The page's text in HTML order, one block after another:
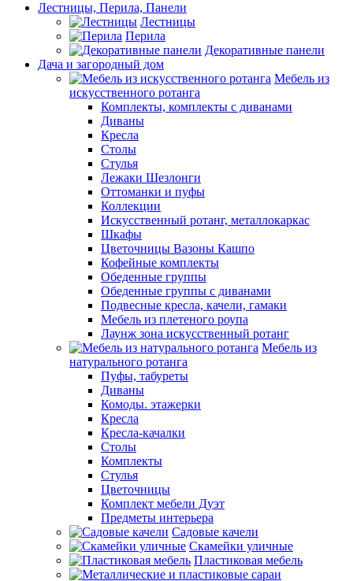
Лестницы, Перила, Панели
Лестницы
Перила
Декоративные панели
Дача и загородный дом
Мебель из
искусственного ротанга
Комплекты, комплекты с диванами
Диваны
Кресла
Столы
Стулья
Лежаки Шезлонги
Оттоманки и пуфы
Коллекции
Искусственный ротанг, металлокаркас
Шкафы
Цветочницы Вазоны Кашпо
Кофейные комплекты
Обеденные группы
Обеденные группы с диванами
Подвесные кресла, качели, гамаки
Мебель из плетеного роупа
Лаунж зона искусственный ротанг
Мебель из
натурального ротанга
Пуфы, табуреты
Диваны
Комоды. этажерки
Кресла
Кресла-качалки
Столы
Комплекты
Стулья
Цветочницы
Комплект мебели Дуэт
Предметы интерьера
Садовые качели
Скамейки уличные
Пластиковая мебель